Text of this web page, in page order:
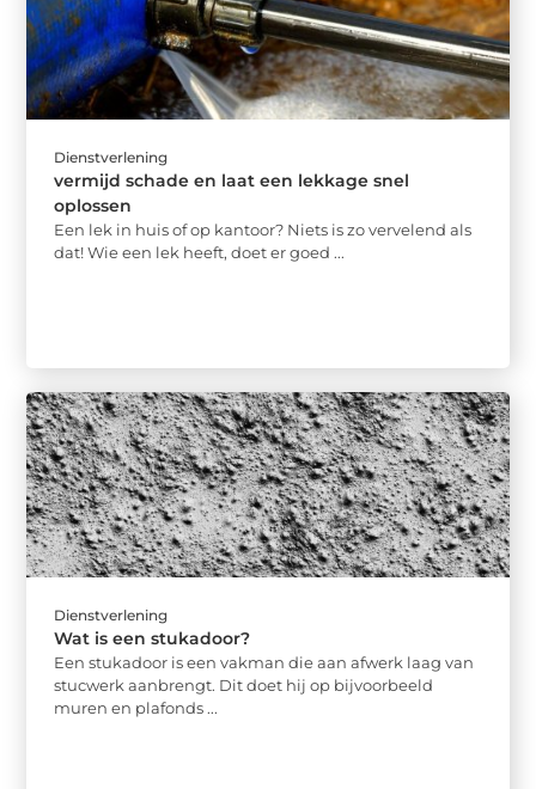
Dienstverlening
vermijd schade en laat een lekkage snel
oplossen
Een lek in huis of op kantoor? Niets is zo vervelend als
dat! Wie een lek heeft, doet er goed ...
Dienstverlening
Wat is een stukadoor?
Een stukadoor is een vakman die aan afwerk laag van
stucwerk aanbrengt. Dit doet hij op bijvoorbeeld
muren en plafonds ...